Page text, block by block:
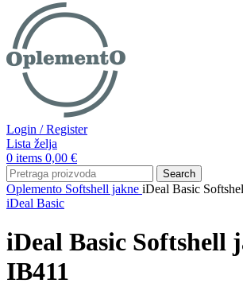
Login / Register
Lista želja
0 items 0,00 €
Search
Oplemento Softshell jakne iDeal Basic
iDeal Basic
iDeal Basic Softshell
IB411